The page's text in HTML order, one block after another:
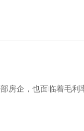
房企，也面临着毛利